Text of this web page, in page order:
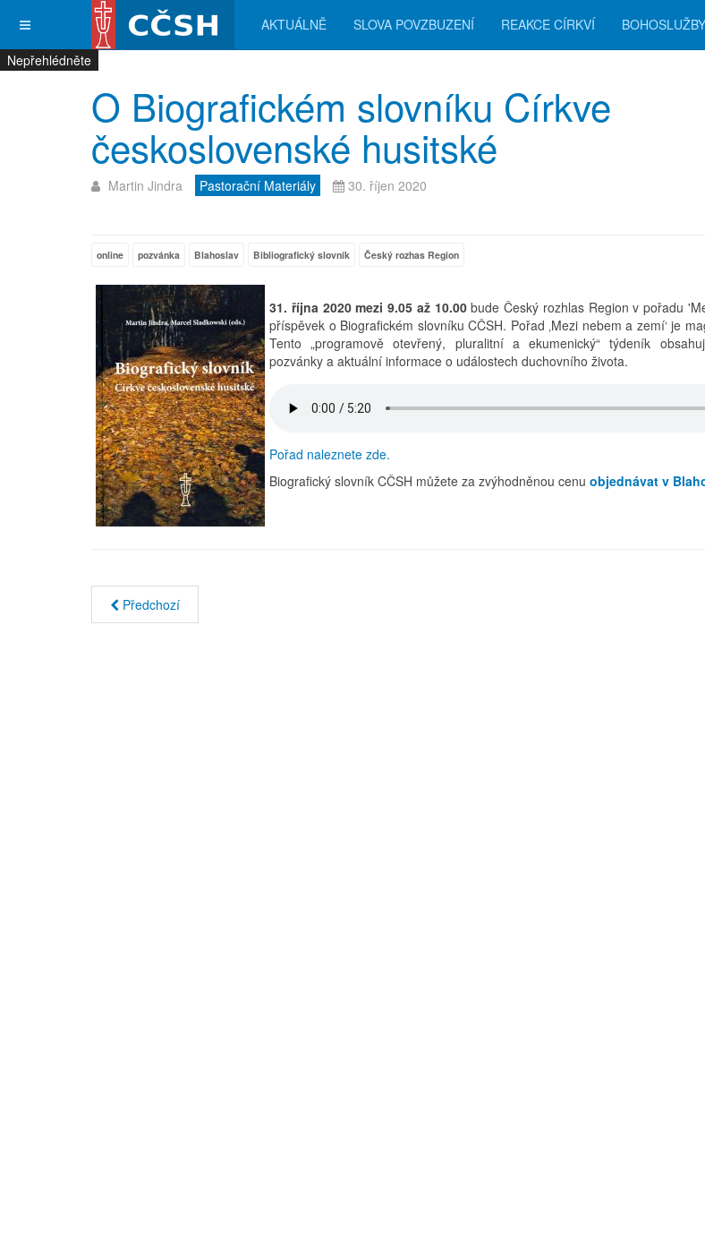
AKTUÁLNĚ SLOVA POVZBUZENÍ REAKCE CÍRKVÍ
O Biografickém slovníku Církve
československé husitské
Martin Jindra Pastorační Materiály 30. říjen 2020
online pozvánka Blahoslav Bibliografický slovník Český rozhas Region
31. října 2020 mezi 9.05 až 10.00bude Český rozhlas Region v pořadu
příspěvek o Biografickém slovníku CČSH. Pořad ‚Mezi nebem a zemí‘ je
Tento „programově otevřený, pluralitní a ekumenický“ týdeník
pozvánky a aktuální informace o událostech duchovního života.
Pořad naleznete zde.
Biografický slovník CČSH můžete za zvýhodněnou cenu objednávat v
Předchozí
Nepřehlédněte
Nepřehlédněte
Nepřehlédněte
Nepřehlédněte